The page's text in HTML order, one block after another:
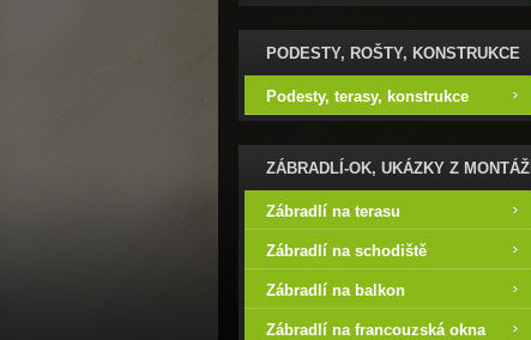
PODESTY, ROŠTY, KONSTRUKCE
Podesty, terasy, konstrukce
ZÁBRADLÍ-OK, UKÁZKY Z MONTÁŽÍ
Zábradlí na terasu
Zábradlí na schodiště
Zábradlí na balkon
Zábradlí na francouzská okna